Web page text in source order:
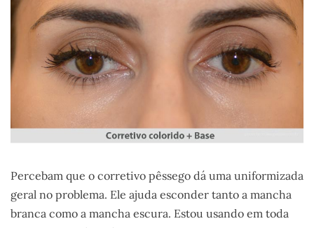
Percebam que o corretivo pêssego dá uma uniformizada
geral no problema. Ele ajuda esconder tanto a mancha
branca como a mancha escura. Estou usando em toda